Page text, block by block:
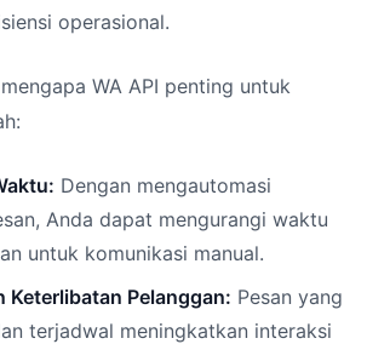
operasional.
WA API penting untuk
Dengan mengautomasi
Anda dapat mengurangi waktu
untuk komunikasi manual.
Keterlibatan Pelanggan: Pesan yang
terjadwal meningkatkan interaksi